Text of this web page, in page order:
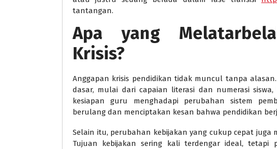
tantangan.
Apa yang
Krisis?
Anggapan krisis pendidikan tidak muncul tanpa
dasar, mulai dari capaian literasi dan numerasi
kesiapan guru menghadapi perubahan sistem
berulang dan menciptakan kesan bahwa pendidikan
Selain itu, perubahan kebijakan yang cukup cepat juga
Tujuan kebijakan sering kali terdengar ideal, tetapi